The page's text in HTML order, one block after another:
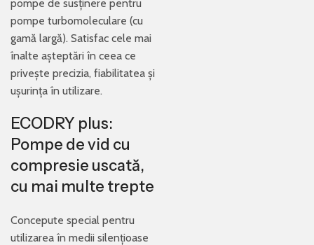
pompe de susținere pentru
pompe turbomoleculare (cu
gamă largă). Satisfac cele mai
înalte așteptări în ceea ce
privește precizia, fiabilitatea și
ușurința în utilizare.
ECODRY plus:
Pompe de vid cu
compresie uscată,
cu mai multe trepte
Concepute special pentru
utilizarea în medii silențioase